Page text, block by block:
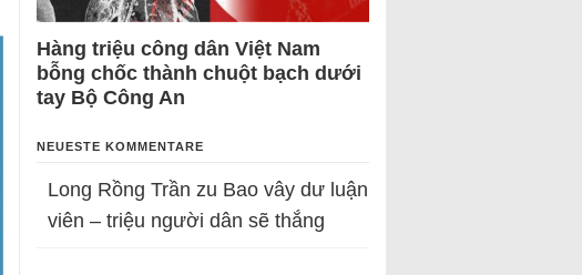
Hàng triệu công dân Việt Nam
bỗng chốc thành chuột bạch dưới
tay Bộ Công An
NEUESTE KOMMENTARE
Long Rồng Trần zu Bao vây dư luận
viên – triệu người dân sẽ thắng